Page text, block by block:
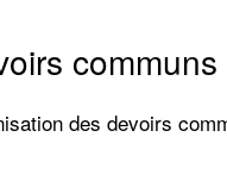
des devoirs